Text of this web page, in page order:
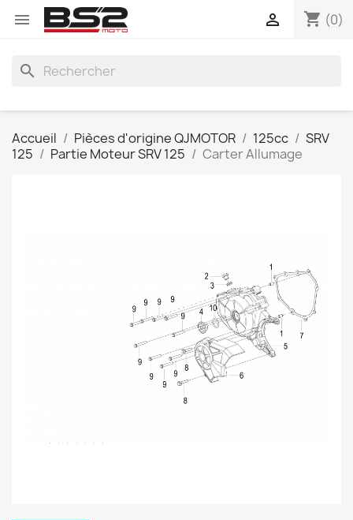
 shopping_cart (0)

search
Accueil Pièces d'origine QJMOTOR 125cc
SRV
125
Partie Moteur SRV 125 Carter Allumage